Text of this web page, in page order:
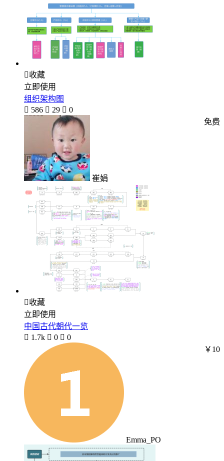
收藏
立即使用
组织架构图
 586  29  0
崔娟
免费
收藏
立即使用
中国古代朝代一览
 1.7k  0  0
Emma_PO
￥10